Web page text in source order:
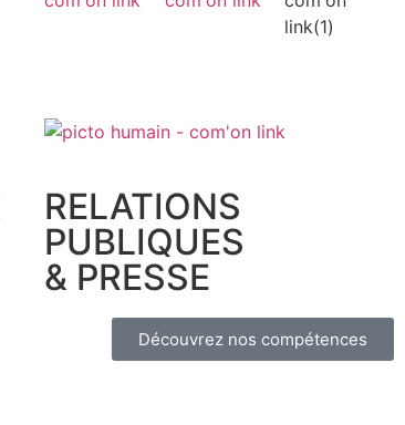
RELATIONS
PUBLIQUES
& PRESSE
Découvrez nos compétences